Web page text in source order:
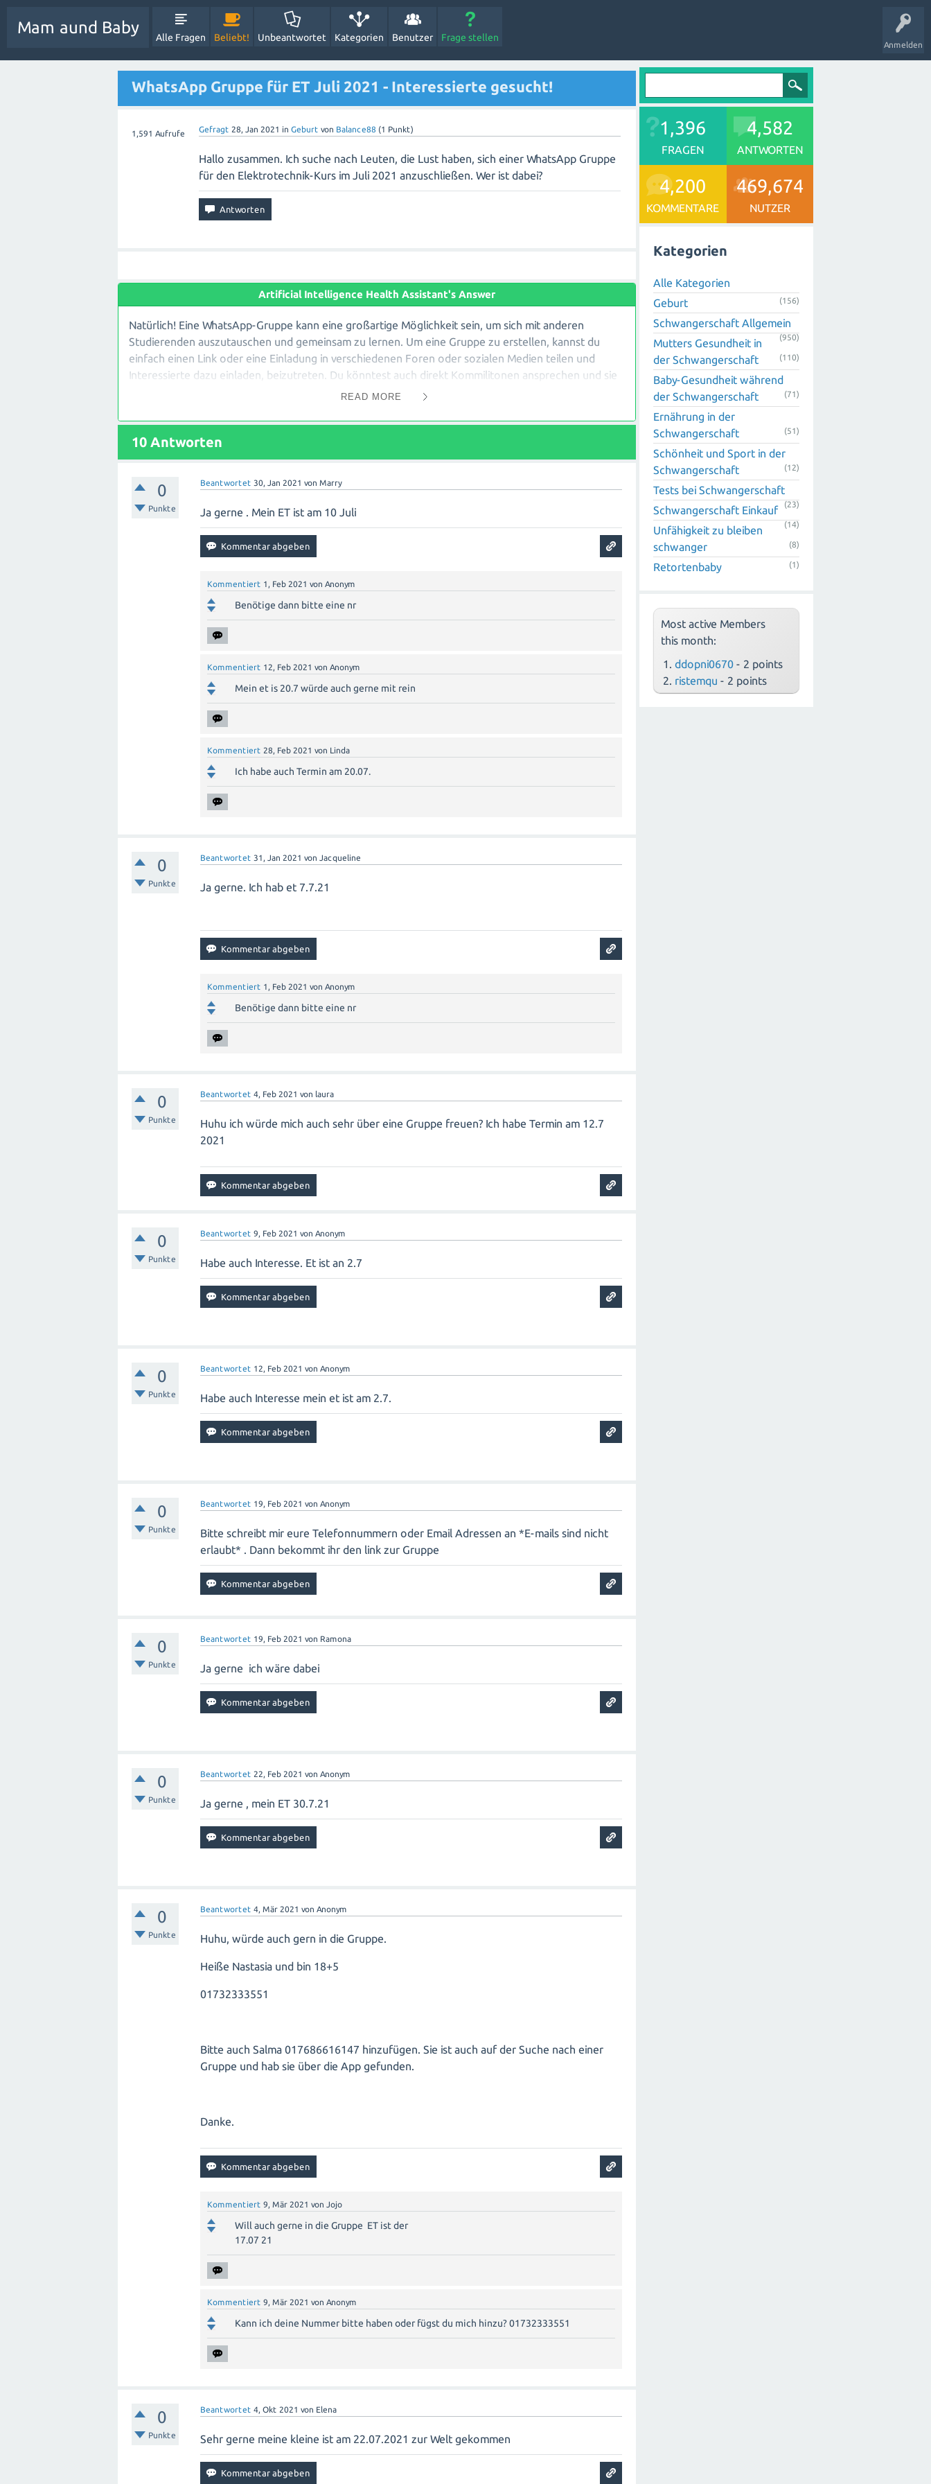
Anmelden
Mam aund Baby
Alle Fragen Beliebt! Unbeantwortet Kategorien Benutzer Frage stellen
WhatsApp Gruppe für ET Juli 2021 - Interessierte gesucht!
1,591 Aufrufe Gefragt 28, Jan 2021 in Geburt von Balance88 (1 Punkt)
Hallo zusammen. Ich suche nach Leuten, die Lust haben, sich einer WhatsApp Gruppe
für den Elektrotechnik-Kurs im Juli 2021 anzuschließen. Wer ist dabei?
Artificial Intelligence Health Assistant's Answer
Natürlich! Eine WhatsApp-Gruppe kann eine großartige Möglichkeit sein, um sich mit anderen
Studierenden auszutauschen und gemeinsam zu lernen. Um eine Gruppe zu erstellen, kannst du
einfach einen Link oder eine Einladung in verschiedenen Foren oder sozialen Medien teilen und
Interessierte dazu einladen, beizutreten. Du könntest auch direkt Kommilitonen ansprechen und sie
persönlich einladen. Sobald genügend Teilnehmer beigetreten sind, könnt ihr euch über
geben sowie Lernmaterialien teilen. Es kann auch hilfreich sein, bestimmte Regeln für die Nutzung
der Gruppe festzulegen, um sicherzustellen, dass alle Mitglieder respektvoll miteinander umgehen
und sich auf das Lernen konzentrieren können. Viel Spaß beim Austausch und viel Erfolg bei eurem
READ MORE
10 Antworten
0
Punkte
Beantwortet 30, Jan 2021 vonMarry
Ja gerne . Mein ET ist am 10 Juli
Kommentiert 1, Feb 2021 vonAnonym
Benötige dann bitte eine nr
Kommentiert 12, Feb 2021 vonAnonym
Mein et is 20.7 würde auch gerne mit rein
Kommentiert 28, Feb 2021 von Linda
Ich habe auch Termin am 20.07.
0
Punkte
Beantwortet 31, Jan 2021 vonJacqueline
Ja gerne. Ich hab et 7.7.21
Kommentiert 1, Feb 2021 vonAnonym
Benötige dann bitte eine nr
0
Punkte
Beantwortet 4, Feb 2021 von laura
Huhu ich würde mich auch sehr über eine Gruppe freuen? Ich habe Termin am 12.7
2021
0
Punkte
Beantwortet 9, Feb 2021 vonAnonym
Habe auch Interesse. Et ist an 2.7
0
Punkte
Beantwortet 12, Feb 2021 vonAnonym
Habe auch Interesse mein et ist am 2.7.
0
Punkte
Beantwortet 19, Feb 2021 vonAnonym
Bitte schreibt mir eure Telefonnummern oder Email Adressen an *E-mails sind nicht
erlaubt* . Dann bekommt ihr den link zur Gruppe
0
Punkte
Beantwortet 19, Feb 2021 von Ramona
Ja gerne ich wäre dabei
0
Punkte
Beantwortet 22, Feb 2021 vonAnonym
Ja gerne , mein ET 30.7.21
0
Punkte
Beantwortet 4, Mär 2021 vonAnonym
Huhu, würde auch gern in die Gruppe.
Heiße Nastasia und bin 18+5
01732333551
Bitte auch Salma017686616147 hinzufügen. Sie ist auch auf der Suche nach einer
Gruppe und hab sie über die App gefunden.
Danke.
Kommentiert 9, Mär 2021 vonJojo
Will auch gerne in die Gruppe ET ist der
17.07 21
Kommentiert 9, Mär 2021 vonAnonym
Kann ich deine Nummer bitte haben oder fügst du mich hinzu? 01732333551
0
Punkte
Beantwortet 4, Okt 2021 von Elena
Sehr gerne meine kleine ist am 22.07.2021 zur Welt gekommen
1,396
FRAGEN
4,582
ANTWORTEN
4,200
KOMMENTARE
469,674
NUTZER
Kategorien
Alle Kategorien
Geburt
(156)
Schwangerschaft Allgemein
(950)
Mutters Gesundheit in
der Schwangerschaft
(110)
Baby-Gesundheit während
der Schwangerschaft
(71)
Ernährung in der
Schwangerschaft
(51)
Schönheit und Sport in der
Schwangerschaft
(12)
Tests bei Schwangerschaft
(23)
Schwangerschaft Einkauf
(14)
Unfähigkeit zu bleiben
schwanger
(8)
Retortenbaby (1)
Most active Members
this month:
ddopni0670 - 2 points
ristemqu - 2 points